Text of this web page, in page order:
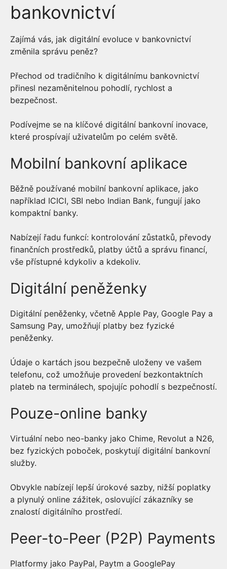
bankovnictví
Zajímá vás, jak digitální evoluce v bankovnictví
změnila správu peněz?
Přechod od tradičního k digitálnímu bankovnictví
přinesl nezaměnitelnou pohodlí, rychlost a
bezpečnost.
Podívejme se na klíčové digitální bankovní inovace,
které prospívají uživatelům po celém světě.
Mobilní bankovní aplikace
Běžně používané mobilní bankovní aplikace, jako
například ICICI, SBI nebo Indian Bank, fungují jako
kompaktní banky.
Nabízejí řadu funkcí: kontrolování zůstatků, převody
finančních prostředků, platby účtů a správu financí,
vše přístupné kdykoliv a kdekoliv.
Digitální peněženky
Digitální peněženky, včetně Apple Pay, Google Pay a
Samsung Pay, umožňují platby bez fyzické
peněženky.
Údaje o kartách jsou bezpečně uloženy ve vašem
telefonu, což umožňuje provedení bezkontaktních
plateb na terminálech, spojujíc pohodlí s bezpečností.
Pouze-online banky
Virtuální nebo neo-banky jako Chime, Revolut a N26,
bez fyzických poboček, poskytují digitální bankovní
služby.
Obvykle nabízejí lepší úrokové sazby, nižší poplatky
a plynulý online zážitek, oslovující zákazníky se
znalostí digitálního prostředí.
Peer-to-Peer (P2P) Payments
Platformy jako PayPal, Paytm a GooglePay